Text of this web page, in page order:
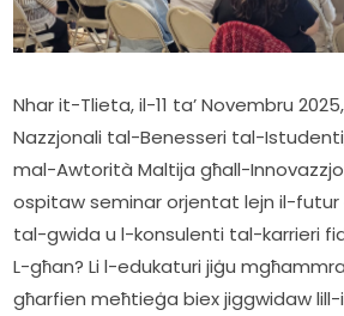
Nhar it-Tlieta, il-11 ta’ Novembru
Nazzjonali tal-Benesseri tal-
mal-Awtorità Maltija għall-
ospitaw seminar orjentat lejn il-futur
tal-gwida u l-konsulenti tal-karrieri
L-għan? Li l-edukaturi jiġu
għarfien meħtieġa biex jiggwidaw